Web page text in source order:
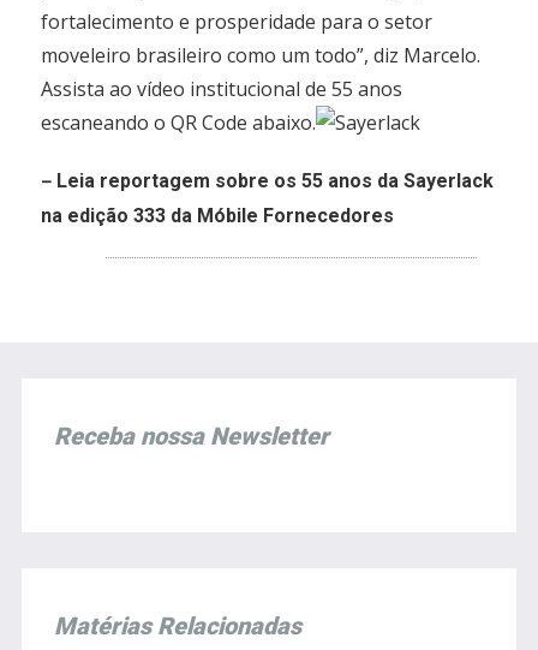
fortalecimento e prosperidade para o setor
moveleiro brasileiro como um todo”, diz Marcelo.
Assista ao vídeo institucional de 55 anos
escaneando o QR Code abaixo.
– Leia reportagem sobre os 55 anos da Sayerlack
na edição 333 da Móbile Fornecedores
Receba nossa Newsletter
Matérias Relacionadas